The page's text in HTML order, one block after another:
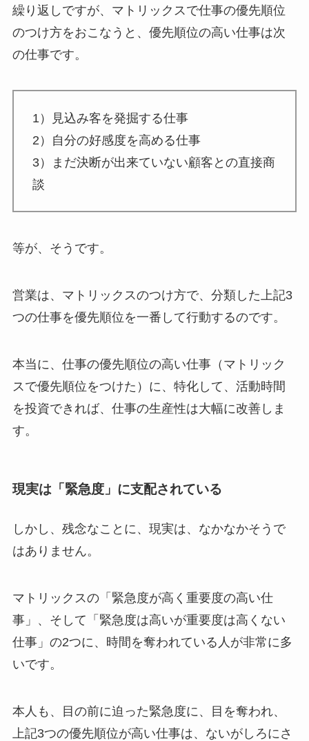
繰り返しですが、マトリックスで仕事の優先順位
のつけ方をおこなうと、優先順位の高い仕事は次
の仕事です。
1）見込み客を発掘する仕事
2）自分の好感度を高める仕事
3）まだ決断が出来ていない顧客との直接商
談
等が、そうです。
営業は、マトリックスのつけ方で、分類した上記3
つの仕事を優先順位を一番して行動するのです。
本当に、仕事の優先順位の高い仕事（マトリック
スで優先順位をつけた）に、特化して、活動時間
を投資できれば、仕事の生産性は大幅に改善しま
す。
現実は「緊急度」に支配されている
しかし、残念なことに、現実は、なかなかそうで
はありません。
マトリックスの「緊急度が高く重要度の高い仕
事」、そして「緊急度は高いが重要度は高くない
仕事」の2つに、時間を奪われている人が非常に多
いです。
本人も、目の前に迫った緊急度に、目を奪われ、
上記3つの優先順位が高い仕事は、ないがしろにさ